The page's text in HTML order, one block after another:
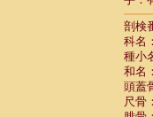
剖検
科名
種小
和名
頭蓋
尺骨